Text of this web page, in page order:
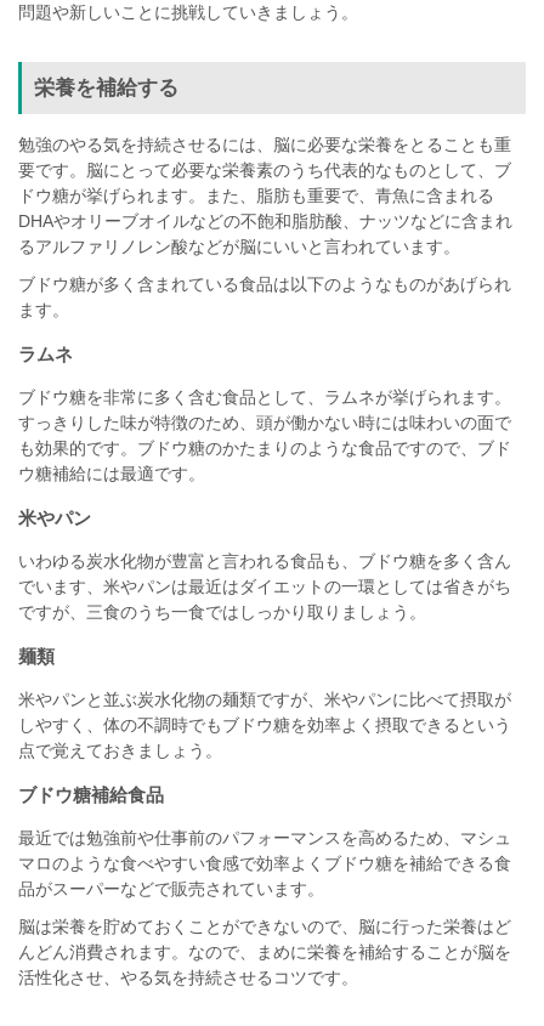
問題や新しいことに挑戦していきましょう。
栄養を補給する
勉強のやる気を持続させるには、脳に必要な栄養をとることも重
要です。脳にとって必要な栄養素のうち代表的なものとして、ブ
ドウ糖が挙げられます。また、脂肪も重要で、青魚に含まれる
DHAやオリーブオイルなどの不飽和脂肪酸、ナッツなどに含まれ
るアルファリノレン酸などが脳にいいと言われています。
ブドウ糖が多く含まれている食品は以下のようなものがあげられ
ます。
ラムネ
ブドウ糖を非常に多く含む食品として、ラムネが挙げられます。
すっきりした味が特徴のため、頭が働かない時には味わいの面で
も効果的です。ブドウ糖のかたまりのような食品ですので、ブド
ウ糖補給には最適です。
米やパン
いわゆる炭水化物が豊富と言われる食品も、ブドウ糖を多く含ん
でいます、米やパンは最近はダイエットの一環としては省きがち
ですが、三食のうち一食ではしっかり取りましょう。
麺類
米やパンと並ぶ炭水化物の麺類ですが、米やパンに比べて摂取が
しやすく、体の不調時でもブドウ糖を効率よく摂取できるという
点で覚えておきましょう。
ブドウ糖補給食品
最近では勉強前や仕事前のパフォーマンスを高めるため、マシュ
マロのような食べやすい食感で効率よくブドウ糖を補給できる食
品がスーパーなどで販売されています。
脳は栄養を貯めておくことができないので、脳に行った栄養はど
んどん消費されます。なので、まめに栄養を補給することが脳を
活性化させ、やる気を持続させるコツです。